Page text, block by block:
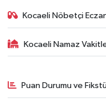
Kocaeli Nöbetçi
Kocaeli Namaz
Puan Durumu ve